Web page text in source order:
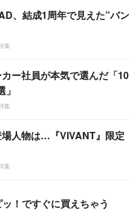
、結成1周年で見えた”バン
集
ー社員が本気で選んだ「10
集
人物は…『VIVANT』限定
集
！ですぐに買えちゃう